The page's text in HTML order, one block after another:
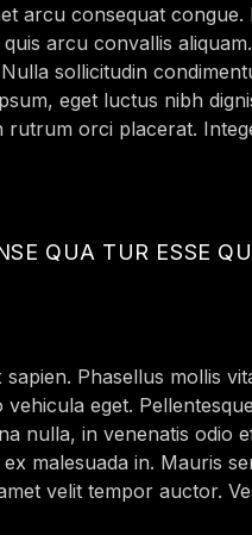
arcu consequat
arcu convallis
sollicitudin
eget luctus nibh
orci placerat.
QUA TUR ESSE
Phasellus mollis
eget.
nulla, in venenatis
malesuada in. Mauris
velit tempor auctor.